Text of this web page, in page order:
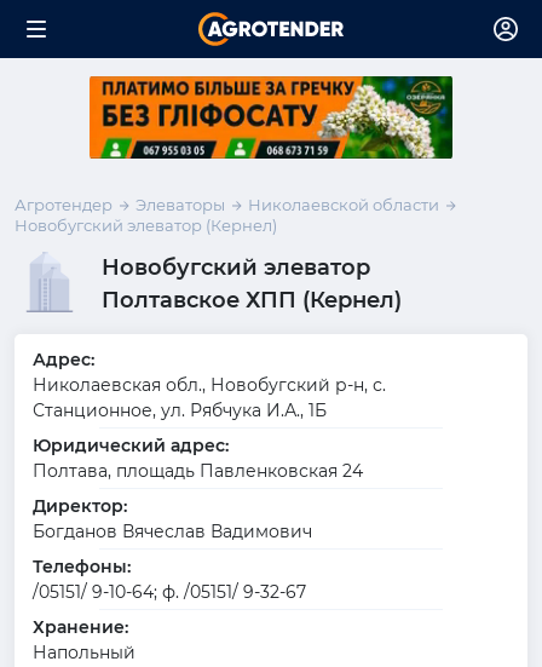
Агротендер Элеваторы
Николаевской области
Новобугский элеватор (Кернел)
Новобугский элеватор
Полтавское ХПП (Кернел)
Адрес:
Николаевская обл., Новобугский р-н, с.
Станционное, ул. Рябчука И.А., 1Б
Юридический адрес:
Полтава, площадь Павленковская 24
Директор:
Богданов Вячеслав Вадимович
Телефоны:
/05151/ 9-10-64; ф. /05151/ 9-32-67
Хранение:
Напольный